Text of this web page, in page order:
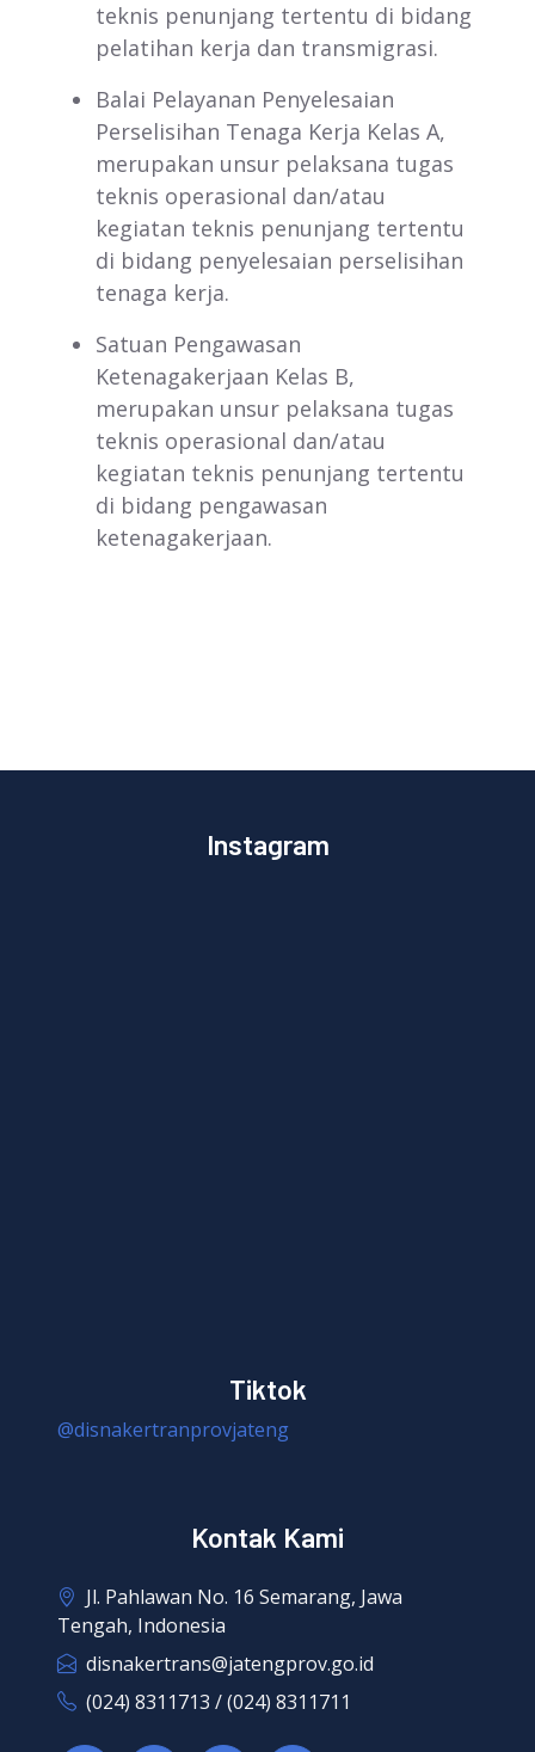
teknis penunjang tertentu di bidang
pelatihan kerja dan transmigrasi.
Balai Pelayanan Penyelesaian
Perselisihan Tenaga Kerja Kelas A,
merupakan unsur pelaksana tugas
teknis operasional dan/atau
kegiatan teknis penunjang tertentu
di bidang penyelesaian perselisihan
tenaga kerja.
Satuan Pengawasan
Ketenagakerjaan Kelas B,
merupakan unsur pelaksana tugas
teknis operasional dan/atau
kegiatan teknis penunjang tertentu
di bidang pengawasan
ketenagakerjaan.
Instagram
Tiktok
@disnakertranprovjateng
Kontak Kami
Jl. Pahlawan No. 16 Semarang, Jawa
Tengah, Indonesia
disnakertrans@jatengprov.go.id
(024) 8311713 / (024) 8311711